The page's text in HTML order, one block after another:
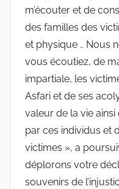
m’écouter et de
des familles des
et physique .. Nous
vous écoutiez, de
impartiale, les
Asfari et de ses
valeur de la vie
par ces individus et
victimes », a
déplorons votre
souvenirs de